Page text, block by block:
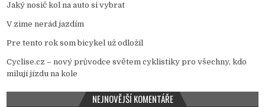
Jaký nosič kol na auto si vybrat
V zime nerád jazdím
Pre tento rok som bicykel už odložil
Cyclise.cz – nový průvodce světem cyklistiky pro všechny, kdo
milují jízdu na kole
NEJNOVĚJŠÍ KOMENTÁŘE